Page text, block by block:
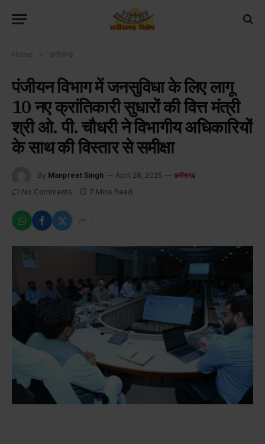
Home छत्तीसगढ़
पंजीयन विभाग में जनसुविधा के लिए लागू
10 नए क्रांतिकारी सुधारों की वित्त मंत्री
श्री ओ. पी. चौधरी ने विभागीय अधिकारियों
के साथ की विस्तार से समीक्षा
By Manpreet Singh April 28, 2025 छत्तीसगढ़
No Comments 7 Mins Read